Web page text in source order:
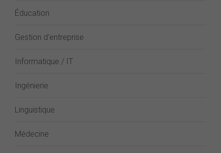
Éducation
Gestion d'entreprise
Informatique / IT
Ingénierie
Linguistique
Médecine